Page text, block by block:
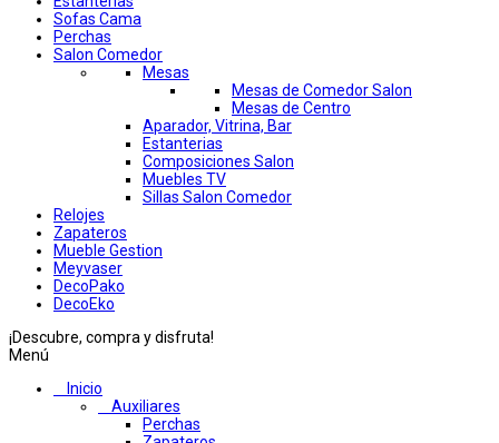
Sofas Cama
Perchas
Salon Comedor
Mesas
Mesas de Comedor Salon
Mesas de Centro
Aparador, Vitrina, Bar
Estanterias
Composiciones Salon
Muebles TV
Sillas Salon Comedor
Relojes
Zapateros
Mueble Gestion
Meyvaser
DecoPako
DecoEko
¡Descubre, compra y disfruta!
Menú
Inicio
Auxiliares
Perchas